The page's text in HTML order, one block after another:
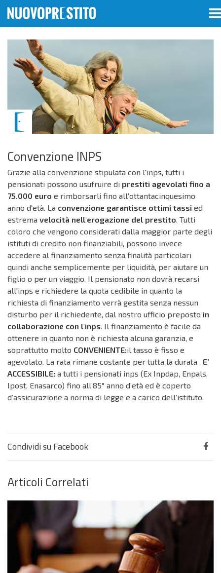
Home News Convenzione INPS
Convenzione INPS
Grazie alla convenzione stipulata con l'inps, tutti i
pensionati possono usufruire di prestiti agevolati fino a
75.000 euro e rimborsarli fino all'ottantacinquesimo
anno d'età. La convenzione garantisce ottimi tassi ed
estrema velocità nell'erogazione del prestito. Tutti
coloro che vengono considerati dalla maggior parte degli
istituti di credito non finanziabili, possono invece
accedere al finanziamento senza finalità particolari
quindi anche semplicemente per liquidità, per aiutare un
figlio o per un viaggio. Il pensionato non dovrà recarsi
all'inps e richiedere la quota cedibile in quanto la
richiesta di finanziamento verrà gestita senza nessun
disturbo per il richiedente, dal nostro ufficio preposto in
collaborazione con l'inps. Il finanziamento è facile da
ottenere in quanto non è richiesta alcuna garanzia, e
soprattutto molto CONVENIENTE:il tasso è fisso e
agevolato. La rata rimane costante per tutta la durata . E’
ACCESSIBILE: a tutti i pensionati inps (Ex Inpdap, Enpals,
Ipost, Enasarco) fino all’85° anno d’età ed è coperto
d’assicurazione a norma di legge e a carico dell’istituto.
Condividi su Facebook
Articoli Correlati